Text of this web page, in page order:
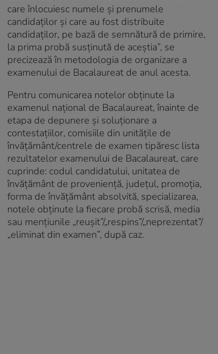
care înlocuiesc numele și prenumele
candidaților și care au fost distribuite
candidaților, pe bază de semnătură de primire,
la prima probă susținută de aceștia”, se
precizează în metodologia de organizare a
examenului de Bacalaureat de anul acesta.
Pentru comunicarea notelor obținute la
examenul național de Bacalaureat, înainte de
etapa de depunere și soluționare a
contestațiilor, comisiile din unitățile de
învățământ/centrele de examen tipăresc lista
rezultatelor examenului de Bacalaureat, care
cuprinde: codul candidatului, unitatea de
învățământ de proveniență, județul, promoția,
forma de învățământ absolvită, specializarea,
notele obținute la fiecare probă scrisă, media
sau mențiunile „reușit”/„respins”/„neprezentat”/
„eliminat din examen”, după caz.